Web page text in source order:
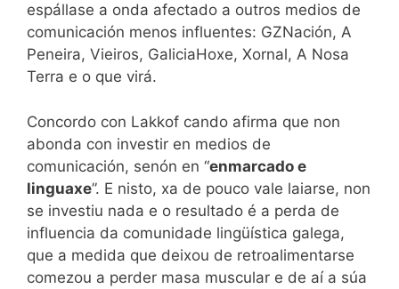
espállase a onda afectado a outros medios de
comunicación menos influentes: GZNación, A
Peneira, Vieiros, GaliciaHoxe, Xornal, A Nosa
Terra e o que virá.
Concordo con Lakkof cando afirma que non
abonda con investir en medios de
comunicación, senón en “enmarcado e
linguaxe”. E nisto, xa de pouco vale laiarse, non
se investiu nada e o resultado é a perda de
influencia da comunidade lingüística galega,
que a medida que deixou de retroalimentarse
comezou a perder masa muscular e de aí a súa